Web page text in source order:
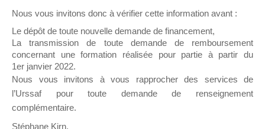
Ce groupe propose un forum dédié au support
sur lequel il est possible de laisser un message
ou poser une question.
NB : Il est nécessaire d’être
pouvoir rejoindre ce groupe
Nous vous invitons donc à vérifier cette information avant :
Le dépôt de toute nouvelle demande de financement,
La transmission de toute demande de remboursement
concernant une formation réalisée pour partie à partir du
1er janvier 2022.
Nous vous invitons à vous rapprocher des services de
l’Urssaf pour toute demande de renseignement
complémentaire.
Stéphane Kirn,